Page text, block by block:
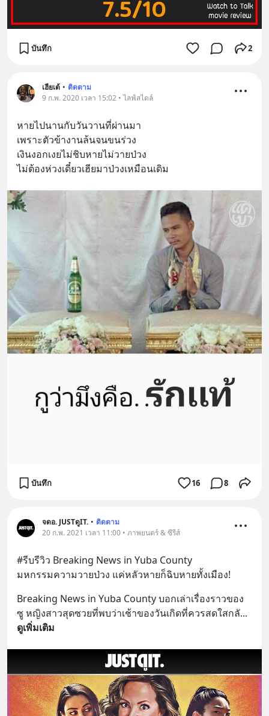
บันทึก 2
เฮียเต้ • ติดตาม
9 ก.พ. 2020 เวลา 15:02 • ไลฟ์สไตล์
หายไปนานกับวันวานที่ผ่านมา
เพราะตัวข้างานล้นจนขนร่วง
เงินงอกเงยไม่ชิบหายไม่วายป่วง
ไม่ต้องห่วงเดี๋ยวเฮียมาป่วงเหมือนเดิม
บันทึก 16 8
จดอ. JUSTดูIT. • ติดตาม
20 ก.พ. 2021 เวลา 11:00 • ภาพยนตร์ & ซีรีส์
#รีบรีวิว Breaking News in Yuba County
มหกรรมความวายป่วง แค่หลัวหายก็ฉิบหายทั้งเมือง!
Breaking News in Yuba County บอกเล่าเรื่องราวของ
ซู หญิงสาวสุดซวยที่พบว่าเช้าของวันเกิดที่ควรสดใสกลั...
ดูเพิ่มเติม